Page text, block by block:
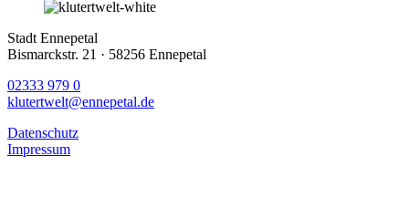
Stadt Ennepetal
Bismarckstr. 21 · 58256 Ennepetal
02333 979 0
klutertwelt@ennepetal.de
Datenschutz
Impressum